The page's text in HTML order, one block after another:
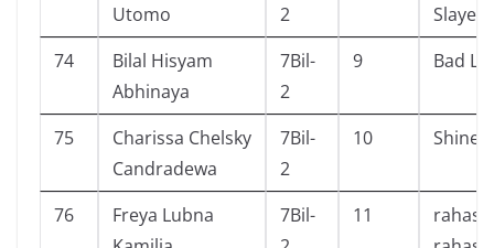
Utomo
2
Slayer
74
Bilal Hisyam
Abhinaya
7Bil-
2
9 Bad
75
Charissa Chelsky
Candradewa
7Bil-
2
10 Shine
76
Freya Lubna
7Bil-
11